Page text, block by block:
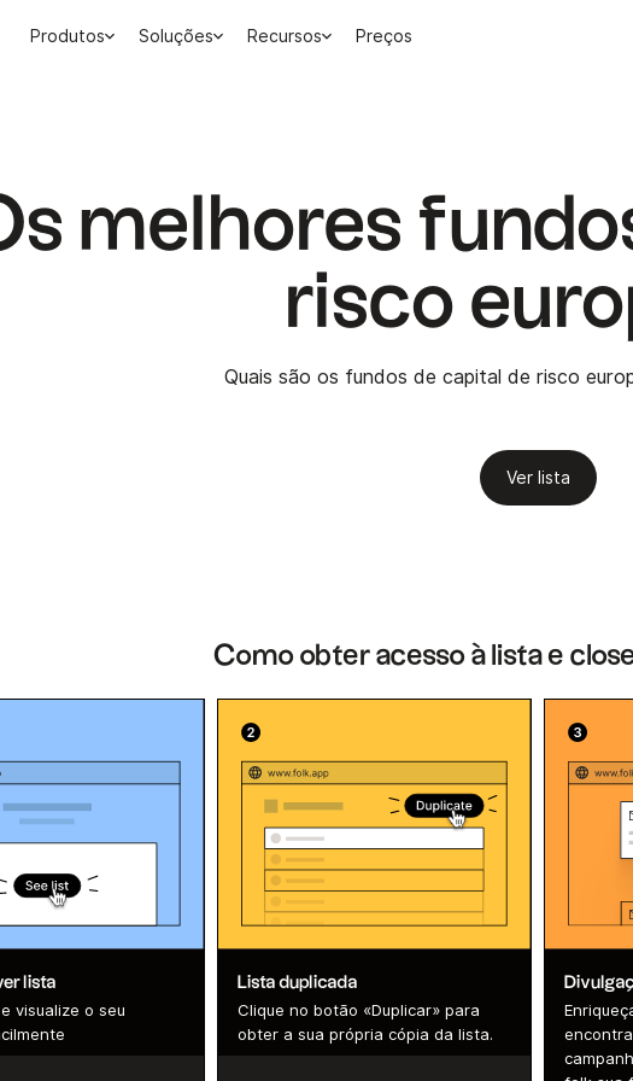
Produtos Soluções Recursos Preços
melhores
risco
Quais são os fundos de capital de risco
Ver lista
Como obter acesso à lista e
lista
visualize o seu
Lista duplicada
Clique no botão «Duplicar» para
obter a sua própria cópia da lista.